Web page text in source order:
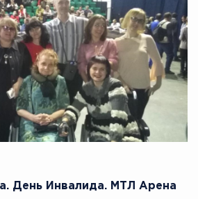
День Инвалида. МТЛ Арена